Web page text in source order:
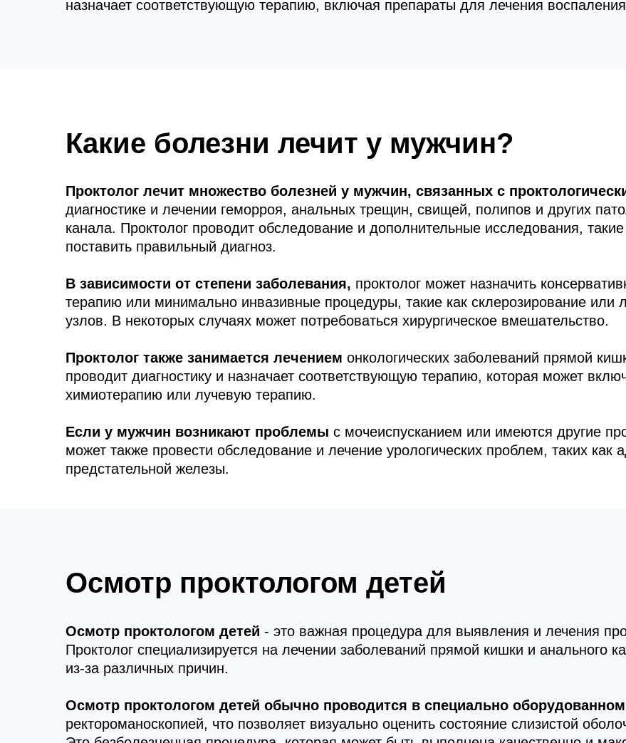
назначает соответствующую терапию, включая препараты для лечения
Какие болезни лечит у мужчин?
Проктолог лечит множество болезней у мужчин, связанных с
диагностике и лечении геморроя, анальных трещин, свищей, полипов и других
канала. Проктолог проводит обследование и дополнительные исследования,
поставить правильный диагноз.
В зависимости от степени заболевания, проктолог может назначить
терапию или минимально инвазивные процедуры, такие как склерозирование или
узлов. В некоторых случаях может потребоваться хирургическое вмешательство.
Проктолог также занимается лечением онкологических заболеваний прямой
проводит диагностику и назначает соответствующую терапию, которая может
химиотерапию или лучевую терапию.
Если у мужчин возникают проблемы с мочеиспусканием или имеются другие
может также провести обследование и лечение урологических проблем, таких
предстательной железы.
Осмотр проктологом детей
Осмотр проктологом детей - это важная процедура для выявления и лечения
Проктолог специализируется на лечении заболеваний прямой кишки и анального
из-за различных причин.
Осмотр проктологом детей обычно проводится в специально оборудованном
ректороманоскопией, что позволяет визуально оценить состояние слизистой